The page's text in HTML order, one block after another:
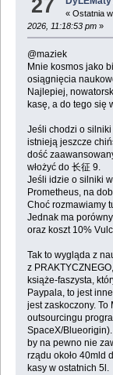
27 « Ostatnia
2026, 11:18:53 pm»
@maziek
Mnie kosmos jako
osiągnięcia
Najlepiej,
kasę, a do tego się
Jeśli chodzi o
istnieją jeszcze
dość
włożyć do 长征 9.
Jeśli idzie o silniki
Prometheus, na
Choć rozmawiamy
Jednak ma
oraz koszt 10%
Tak to wygląda z
z
książe-faszysta,
Paypala, to jest
jest zaskoczony. To
outsourcingu
SpaceX/
by na pewno nie
rządu około 40mld
kasy w ostatnich 5l.